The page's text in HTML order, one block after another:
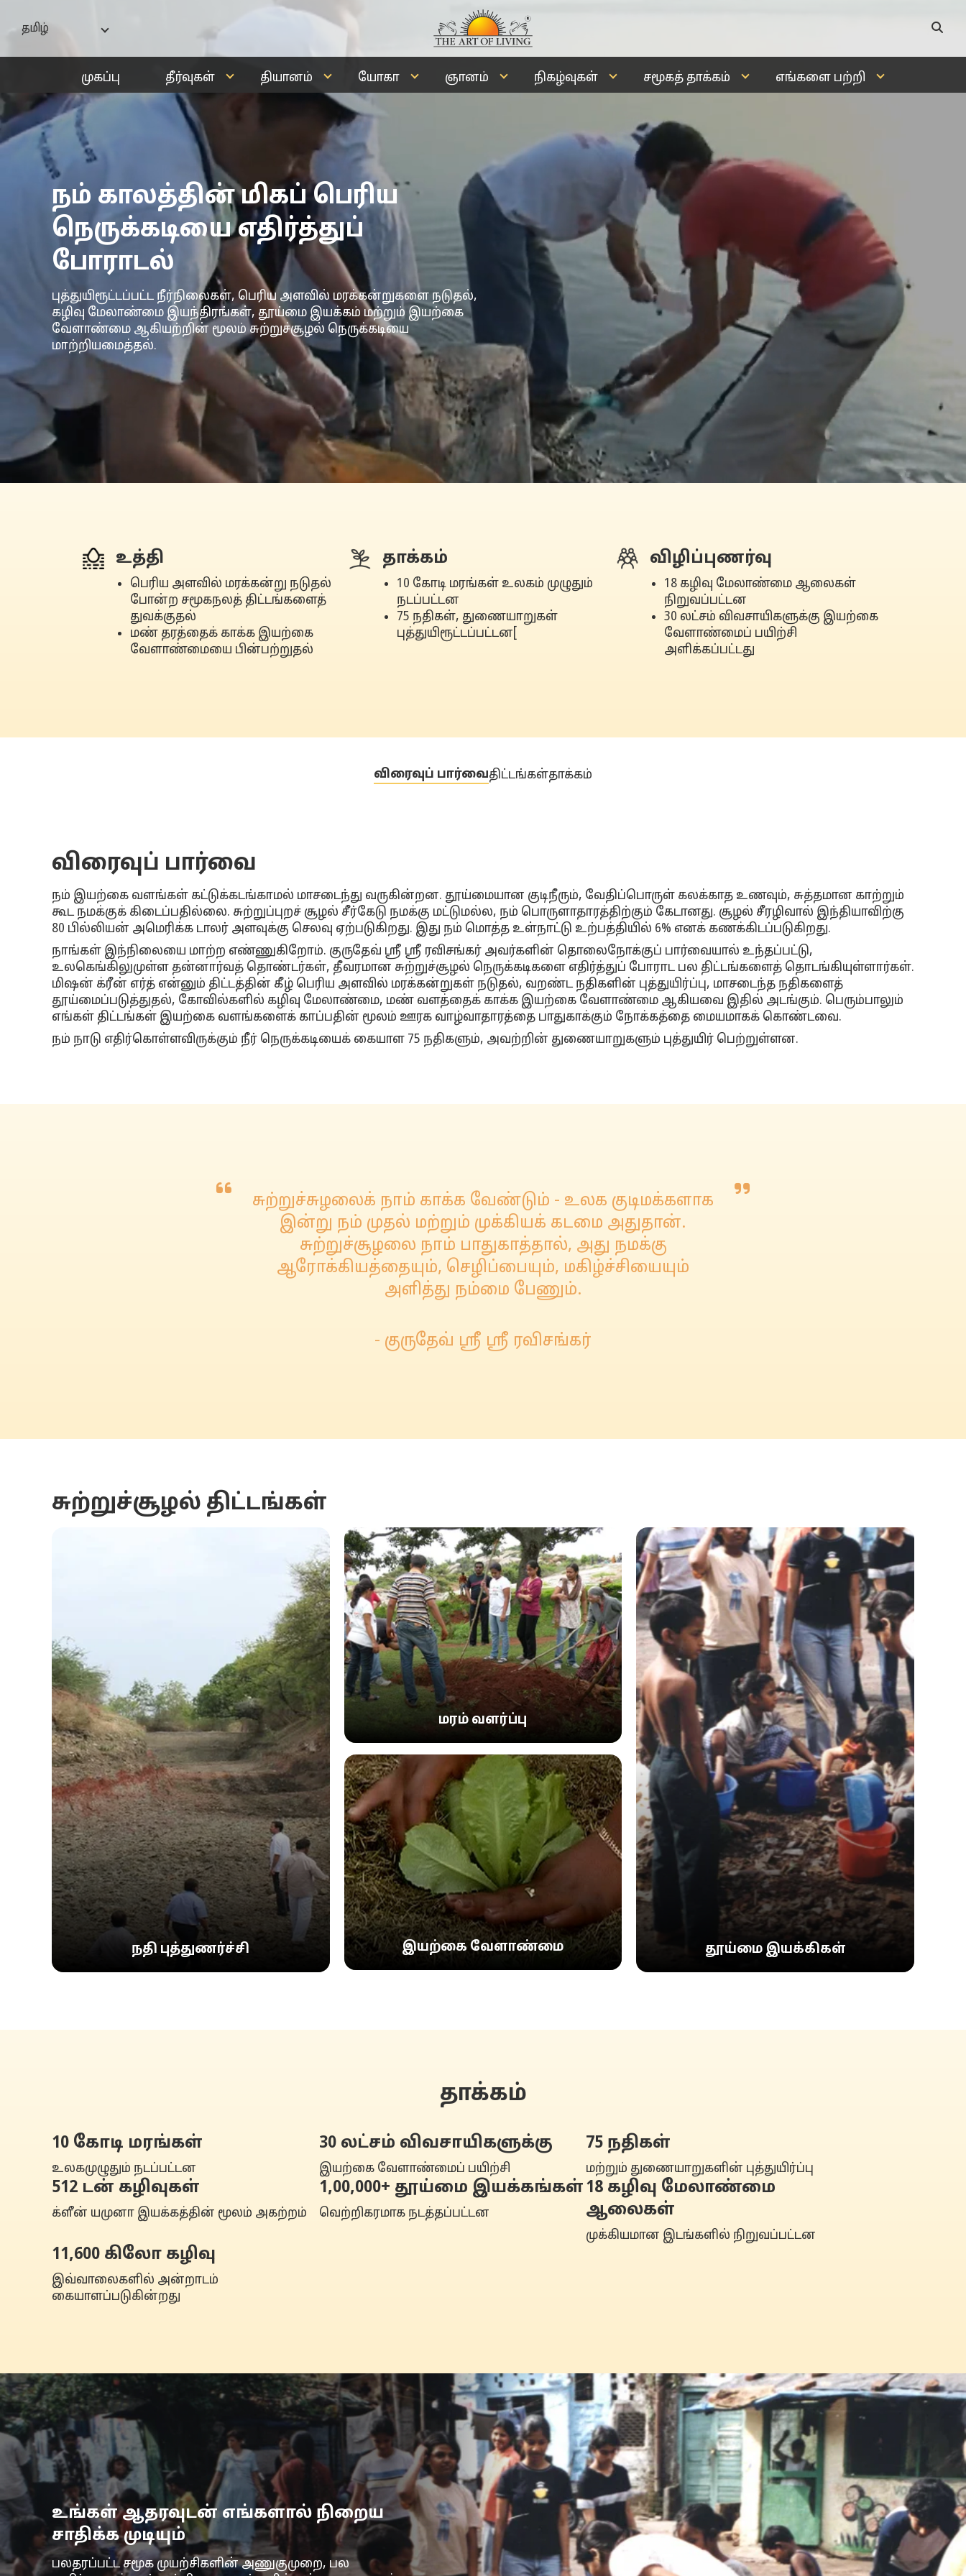
தமிழ்
India - English
ગુજરાતી
हिन्दी
മലയാളം
मराठी
தமிழ்
తెలుగు
முகப்பு தீர்வுகள் தியானம் யோகா ஞானம் நிகழ்வுகள் சமூகத் தாக்கம் எங்களை பற்றி
நம் காலத்தின் மிகப் பெரிய
நெருக்கடியை எதிர்த்துப்
போராடல்
புத்துயிரூட்டப்பட்ட நீர்நிலைகள், பெரிய அளவில் மரக்கன்றுகளை நடுதல்,
கழிவு மேலாண்மை இயந்திரங்கள், தூய்மை இயக்கம் மற்றும் இயற்கை
வேளாண்மை ஆகியற்றின் மூலம் சுற்றுச்சூழல் நெருக்கடியை
மாற்றியமைத்தல்.
உத்தி
பெரிய அளவில் மரக்கன்று நடுதல்
போன்ற சமூகநலத் திட்டங்களைத்
துவக்குதல்
மண் தரத்தைக் காக்க இயற்கை
வேளாண்மையை பின்பற்றுதல்
தாக்கம்
10 கோடி மரங்கள் உலகம் முழுதும்
நடப்பட்டன
75 நதிகள், துணையாறுகள்
புத்துயிரூட்டப்பட்டன[
விழிப்புணர்வு
18 கழிவு மேலாண்மை ஆலைகள்
நிறுவப்பட்டன
30 லட்சம் விவசாயிகளுக்கு இயற்கை
வேளாண்மைப் பயிற்சி
அளிக்கப்பட்டது
விரைவுப் பார்வைதிட்டங்கள்தாக்கம்
விரைவுப் பார்வை
நம் இயற்கை வளங்கள் கட்டுக்கடங்காமல் மாசடைந்து வருகின்றன. தூய்மையான குடிநீரும், வேதிப்பொருள் கலக்காத உணவும், சுத்தமான காற்றும்
கூட நமக்குக் கிடைப்பதில்லை. சுற்றுப்புறச் சூழல் சீர்கேடு நமக்கு மட்டுமல்ல, நம் பொருளாதாரத்திற்கும் கேடானது. சூழல் சீரழிவால் இந்தியாவிற்கு
80 பில்லியன் அமெரிக்க டாலர் அளவுக்கு செலவு ஏற்படுகிறது. இது நம் மொத்த உள்நாட்டு உற்பத்தியில் 6% எனக் கணக்கிடப்படுகிறது.
நாங்கள் இந்நிலையை மாற்ற எண்ணுகிறோம். குருதேவ் ஸ்ரீ ஸ்ரீ ரவிசங்கர் அவர்களின் தொலைநோக்குப் பார்வையால் உந்தப்பட்டு,
உலகெங்கிலுமுள்ள தன்னார்வத் தொண்டர்கள், தீவரமான சுற்றுச்சூழல் நெருக்கடிகளை எதிர்த்துப் போராட பல திட்டங்களைத் தொடங்கியுள்ளார்கள்.
மிஷன் க்ரீன் எர்த் என்னும் திட்டத்தின் கீழ் பெரிய அளவில் மரக்கன்றுகள் நடுதல், வறண்ட நதிகளின் புத்துயிர்ப்பு, மாசடைந்த நதிகளைத்
தூய்மைப்படுத்துதல், கோவில்களில் கழிவு மேலாண்மை, மண் வளத்தைக் காக்க இயற்கை வேளாண்மை ஆகியவை இதில் அடங்கும். பெரும்பாலும்
எங்கள் திட்டங்கள் இயற்கை வளங்களைக் காப்பதின் மூலம் ஊரக வாழ்வாதாரத்தை பாதுகாக்கும் நோக்கத்தை மையமாகக் கொண்டவை.
நம் நாடு எதிர்கொள்ளவிருக்கும் நீர் நெருக்கடியைக் கையாள 75 நதிகளும், அவற்றின் துணையாறுகளும் புத்துயிர் பெற்றுள்ளன.
சுற்றுச்சுழலைக் நாம் காக்க வேண்டும் - உலக குடிமக்களாக
இன்று நம் முதல் மற்றும் முக்கியக் கடமை அதுதான்.
சுற்றுச்சூழலை நாம் பாதுகாத்தால், அது நமக்கு
ஆரோக்கியத்தையும், செழிப்பையும், மகிழ்ச்சியையும்
அளித்து நம்மை பேணும்.
- குருதேவ் ஸ்ரீ ஸ்ரீ ரவிசங்கர்
சுற்றுச்சூழல் திட்டங்கள்
நதி புத்துணர்ச்சி
மரம் வளர்ப்பு
இயற்கை வேளாண்மை தூய்மை இயக்கிகள்
தாக்கம்
10 கோடி மரங்கள்
உலகமுழுதும் நடப்பட்டன
30 லட்சம் விவசாயிகளுக்கு
இயற்கை வேளாண்மைப் பயிற்சி
75 நதிகள்
மற்றும் துணையாறுகளின் புத்துயிர்ப்பு
512 டன் கழிவுகள்
க்ளீன் யமுனா இயக்கத்தின் மூலம் அகற்றம்
1,00,000+ தூய்மை இயக்கங்கள்
வெற்றிகரமாக நடத்தப்பட்டன
18 கழிவு மேலாண்மை
ஆலைகள்
முக்கியமான இடங்களில் நிறுவப்பட்டன
11,600 கிலோ கழிவு
இவ்வாலைகளில் அன்றாடம்
கையாளப்படுகின்றது
உங்கள் ஆதரவுடன் எங்களால் நிறைய
சாதிக்க முடியும்
பலதரப்பட்ட சமூக முயற்சிகளின் அணுகுமுறை, பல